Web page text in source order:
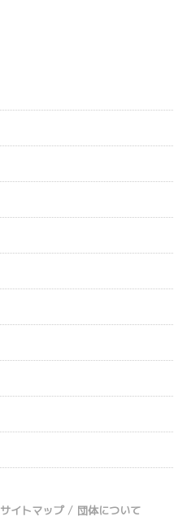
サイトマップ / 団体について